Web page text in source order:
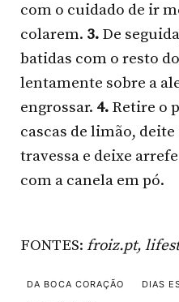
com o cuidado de ir
colarem. 3. De
batidas com o resto
lentamente sobre a
engrossar. 4. Retire o
cascas de limão,
travessa e deixe
com a canela em pó.
FONTES: froiz.pt,
DA BOCA CORAÇÃO DIAS